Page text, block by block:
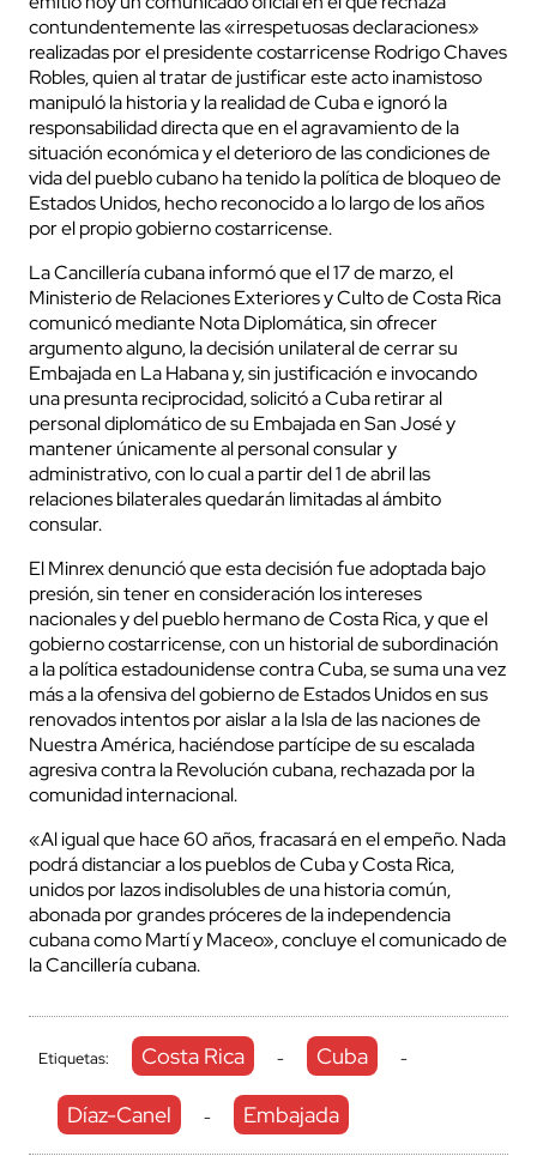
contundentemente las «irrespetuosas declaraciones»
realizadas por el presidente costarricense Rodrigo Chaves
Robles, quien al tratar de justificar este acto inamistoso
manipuló la historia y la realidad de Cuba e ignoró la
responsabilidad directa que en el agravamiento de la
situación económica y el deterioro de las condiciones de
vida del pueblo cubano ha tenido la política de bloqueo de
Estados Unidos, hecho reconocido a lo largo de los años
por el propio gobierno costarricense.
La Cancillería cubana informó que el 17 de marzo, el
Ministerio de Relaciones Exteriores y Culto de Costa Rica
comunicó mediante Nota Diplomática, sin ofrecer
argumento alguno, la decisión unilateral de cerrar su
Embajada en La Habana y, sin justificación e invocando
una presunta reciprocidad, solicitó a Cuba retirar al
personal diplomático de su Embajada en San José y
mantener únicamente al personal consular y
administrativo, con lo cual a partir del 1 de abril las
relaciones bilaterales quedarán limitadas al ámbito
consular.
El Minrex denunció que esta decisión fue adoptada bajo
presión, sin tener en consideración los intereses
nacionales y del pueblo hermano de Costa Rica, y que el
gobierno costarricense, con un historial de subordinación
a la política estadounidense contra Cuba, se suma una vez
más a la ofensiva del gobierno de Estados Unidos en sus
renovados intentos por aislar a la Isla de las naciones de
Nuestra América, haciéndose partícipe de su escalada
agresiva contra la Revolución cubana, rechazada por la
comunidad internacional.
«Al igual que hace 60 años, fracasará en el empeño. Nada
podrá distanciar a los pueblos de Cuba y Costa Rica,
unidos por lazos indisolubles de una historia común,
abonada por grandes próceres de la independencia
cubana como Martí y Maceo», concluye el comunicado de
la Cancillería cubana.
Etiquetas: Costa Rica - Cuba -
Díaz-Canel - Embajada